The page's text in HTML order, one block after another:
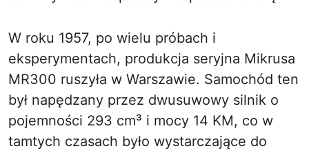
W roku 1957, po wielu próbach i
eksperymentach, produkcja seryjna Mikrusa
MR300 ruszyła w Warszawie. Samochód ten
był napędzany przez dwusuwowy silnik o
pojemności 293 cm³ i mocy 14 KM, co w
tamtych czasach było wystarczające do